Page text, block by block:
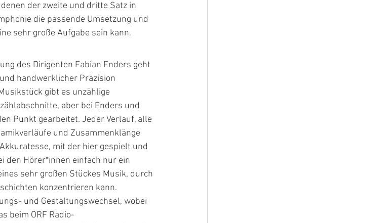
der zweite und dritte Satz in
die passende Umsetzung und
sehr große Aufgabe sein kann.
des Dirigenten Fabian Enders geht
handwerklicher Präzision
gibt es unzählige
aber bei Enders und
Punkt gearbeitet. Jeder Verlauf, alle
und Zusammenklänge
mit der hier gespielt und
den Hörer*innen einfach nur ein
sehr großen Stückes Musik, durch
konzentrieren kann.
und Gestaltungswechsel, wobei
beim ORF Radio-